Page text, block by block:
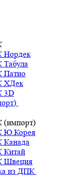
Нордек
Табула
Патио
ХДек
3D
(импорт)
Ю.Корея
Канада
Китай
Швеция
из ДПК